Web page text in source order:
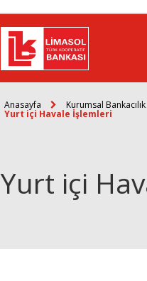
Anasayfa Kurumsal Bankacılık
Yurt içi Havale İşlemleri
Yurt içi